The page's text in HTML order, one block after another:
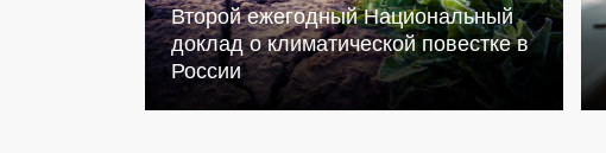
Второй ежегодный Национальный
доклад о климатической повестке в
России